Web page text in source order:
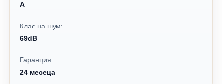
A
Клас на шум:
69dB
Гаранция:
24 месеца